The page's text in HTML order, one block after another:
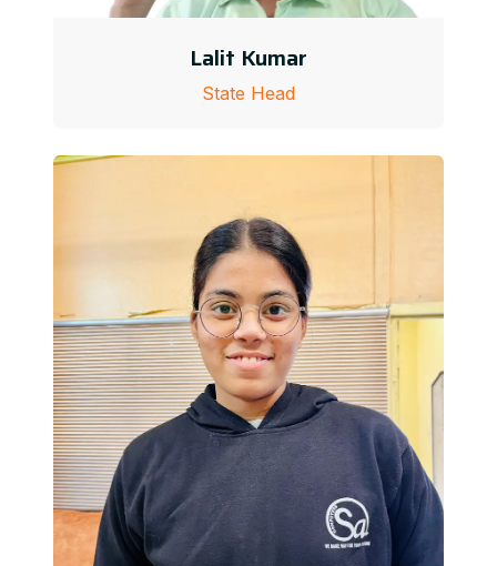
Lalit Kumar
State Head